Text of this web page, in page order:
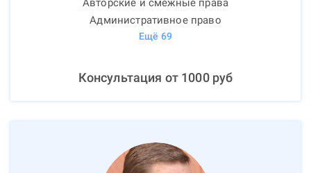
Авторские и смежные права
Административное право
Ещё 69
Консультация от 1000руб